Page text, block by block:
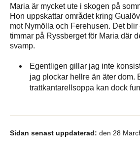
Maria är mycket ute i skogen på
Hon uppskattar området kring
mot Nymölla och Ferehusen. Det blir
timmar på Ryssberget för Maria där
svamp.
Egentligen gillar jag inte
jag plockar hellre än äter dom.
trattkantarellsoppa kan dock
Sidan senast uppdaterad: den 28